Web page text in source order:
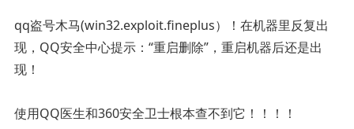
qq盗号木马(win32.exploit.fineplus）！在机器里反复出
现，QQ安全中心提示：“重启删除”，重启机器后还是出
现！
使用QQ医生和360安全卫士根本查不到它！！！！